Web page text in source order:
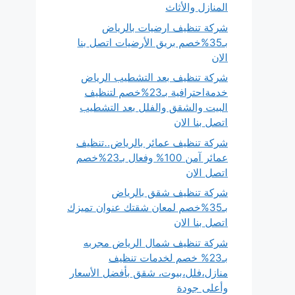
المنازل والأثاث
شركة تنظيف ارضيات بالرياض
بـ35%خصم بريق الأرضيات اتصل بنا
الان
شركة تنظيف بعد التشطيب الرياض
خدمةاحترافية بـ23%خصم لتنظيف
البيت والشقق والفلل بعد التشطيب
اتصل بنا الان
شركة تنظيف عمائر بالرياض..تنظيف
عمائر آمن 100% وفعال بـ23%خصم
اتصل الان
شركة تنظيف شقق بالرياض
بـ35%خصم لمعان شقتك عنوان تميزك
اتصل بنا الان
شركة تنظيف شمال الرياض مجربه
بـ23% خصم لخدمات تنظيف
منازل،فلل،بيوت، شقق بأفضل الأسعار
وأعلى جودة